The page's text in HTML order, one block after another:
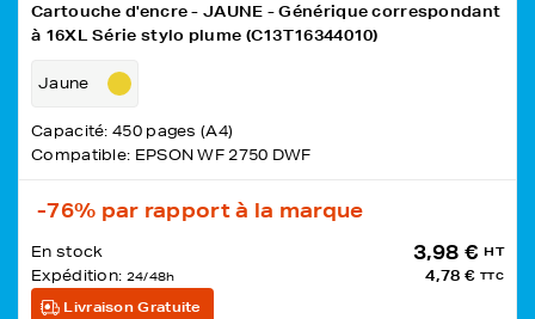
Cartouche d'encre - JAUNE - Générique correspondant
à 16XL Série stylo plume (C13T16344010)
Jaune
Capacité: 450 pages (A4)
Compatible: EPSON WF 2750 DWF
-76% par rapport à la marque
En stock
Expédition: 24/48h
3,98 € HT
4,78 € TTC
Livraison Gratuite